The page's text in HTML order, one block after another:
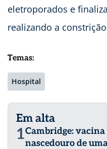
eletroporados e
realizando a
Temas:
Hospital
Em alta
1Cambridge:
nascedouro de